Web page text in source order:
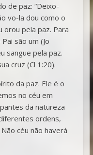
de paz: “Deixo-
vo-la dou como o
orou pela paz. Para
são um (Jo
sangue pela paz.
cruz (Cl 1:20).
da paz. Ele é o
no céu em
da natureza
ordens,
céu não haverá